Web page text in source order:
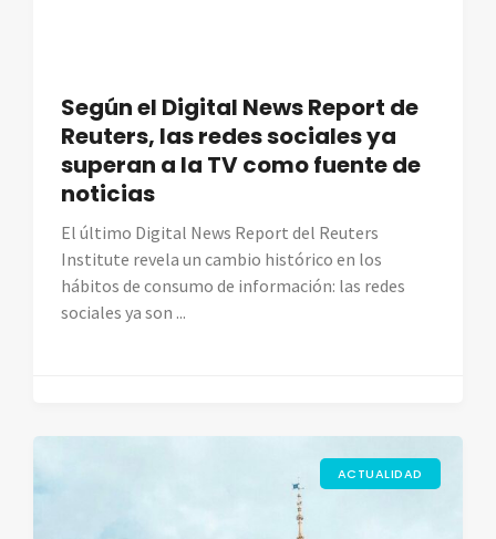
Según el Digital News Report de
Reuters, las redes sociales ya
superan a la TV como fuente de
noticias
El último Digital News Report del Reuters
Institute revela un cambio histórico en los
hábitos de consumo de información: las redes
sociales ya son ...
ACTUALIDAD